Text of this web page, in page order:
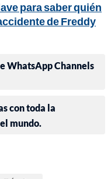
para saber quién
de Freddy
WhatsApp Channels
con toda la
mundo.